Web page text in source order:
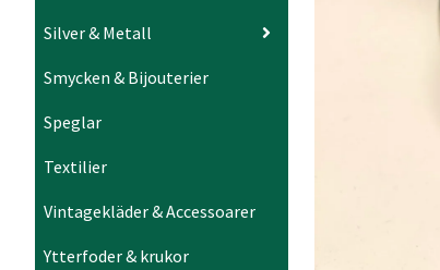
Silver & Metall
Smycken & Bijouterier
Speglar
Textilier
Vintagekläder & Accessoarer
Ytterfoder & krukor